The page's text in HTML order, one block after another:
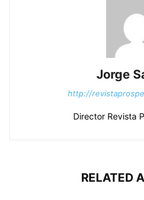
Jorge
http://
Director Revista
RELATED